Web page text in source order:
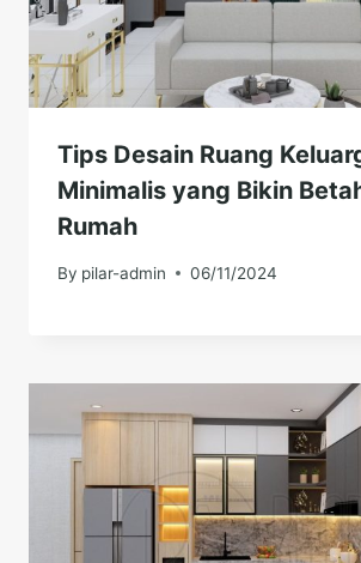
Tips Desain Ruang
Minimalis yang Bikin
Rumah
By pilar-admin 06/11/2024